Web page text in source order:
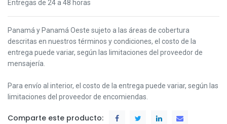
Entregas de 24 a 48 horas
Panamá y Panamá Oeste sujeto a las áreas de cobertura
descritas en nuestros términos y condiciones, el costo de la
entrega puede variar, según las limitaciones del proveedor de
mensajería.
Para envío al interior, el costo de la entrega puede variar, según las
limitaciones del proveedor de encomiendas.
Comparte este producto: